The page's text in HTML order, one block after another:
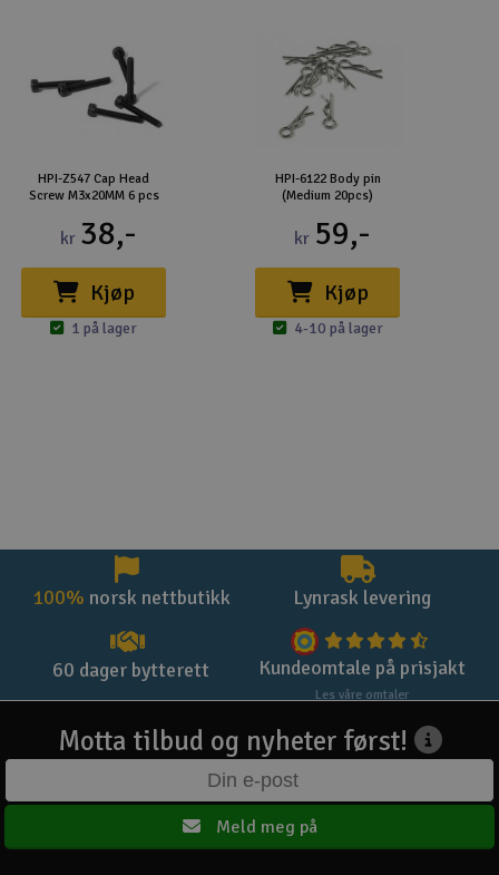
HPI-Z547 Cap Head
Screw M3x20MM 6 pcs
kr 38,-
Kjøp
1 på lager
HPI-6122 Body pin
(Medium 20pcs)
kr 59,-
Kjøp
4-10 på lager
100% norsk nettbutikk Lynrask levering
60 dager bytterett Kundeomtale på prisjakt
Les våre omtaler
Motta tilbud og nyheter først!
Meld meg på